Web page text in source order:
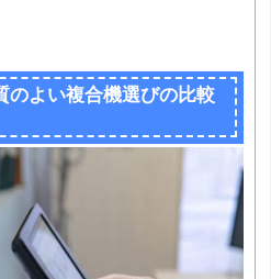
のよい複合機選びの比較